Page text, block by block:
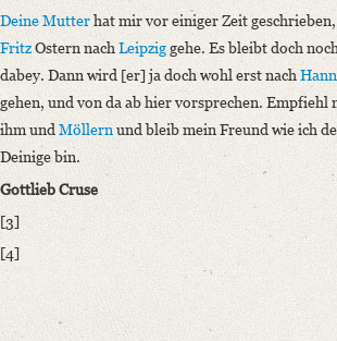
Deine Mutterhat mir vor einiger Zeit
FritzOstern nachLeipziggehe. Es bleibt doch
dabey. Dann wird [er] ja doch wohl erst nach
gehen, und von da ab hier vorsprechen. Empfiehl
ihm undMöllernund bleib mein Freund wie ich
Deinige bin.
Gottlieb Cruse
[3]
[4]